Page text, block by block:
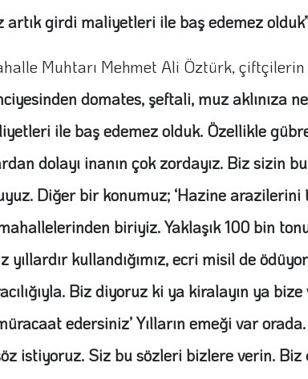
artık girdi maliyetleri ile baş edemez
Muhtarı Mehmet Ali Öztürk, çiftçilerin
domates, şeftali, muz aklınıza
ile baş edemez olduk. Özellikle
dolayı inanın çok zordayız. Biz sizin
Diğer bir konumuz; ‘Hazine arazilerini
biriyiz. Yaklaşık 100 bin
kullandığımız, ecri misil de
Biz diyoruz ki ya kiralayın ya
edersiniz’ Yılların emeği var
istiyoruz. Siz bu sözleri bizlere verin. Biz